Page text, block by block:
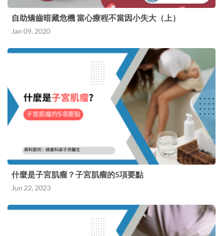
自助矯齒暗藏危機 當心療程不當因小失大（上）
Jan 09, 2020
什麼是子宮肌瘤？子宮肌瘤的5項要點
Jun 22, 2023